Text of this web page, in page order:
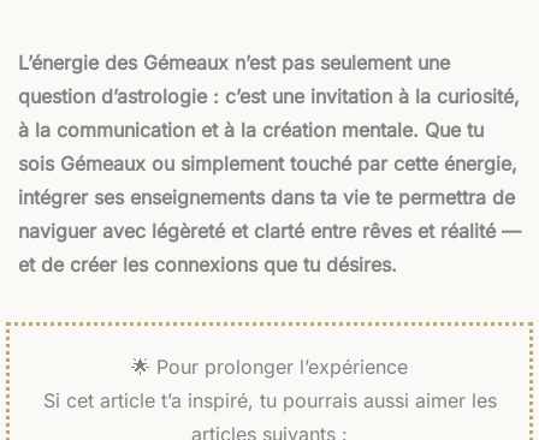
L’énergie des Gémeaux n’est pas seulement une
question d’astrologie : c’est une invitation à la curiosité,
à la communication et à la création mentale. Que tu
sois Gémeaux ou simplement touché par cette énergie,
intégrer ses enseignements dans ta vie te permettra de
naviguer avec légèreté et clarté entre rêves et réalité —
et de créer les connexions que tu désires.
🌟 Pour prolonger l’expérience
Si cet article t’a inspiré, tu pourrais aussi aimer les
articles suivants :